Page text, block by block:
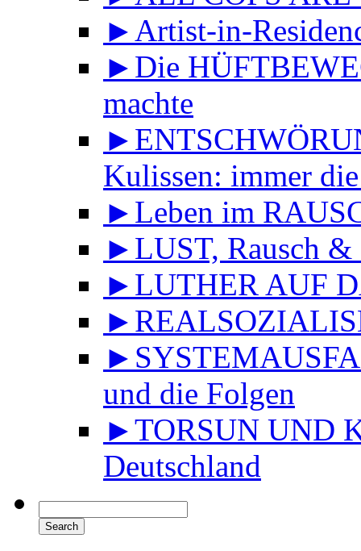
►Artist-in-
►Die
machte
Kulissen: immer
►Leben im
►LUST, Rausch
►LUTHER AUF
und die Folgen
►TORSUN UND
Deutschland